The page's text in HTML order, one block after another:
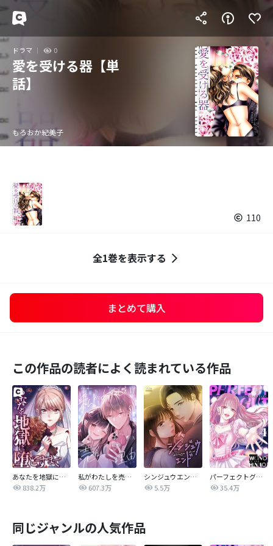
ドラマ 0
愛を受ける器【単
話】
もろおか紀美子
110
全1巻を表示する
まとめて購入
この作品の読者によく読まれている作品
あなたを地獄に堕とすまで
838.2万
私がわたしを売る理由
607.3万
シンジュウエンド【タテヨミ】
5.5万
パーフェクトグリッター
35.4万
同じジャンルの人気作品